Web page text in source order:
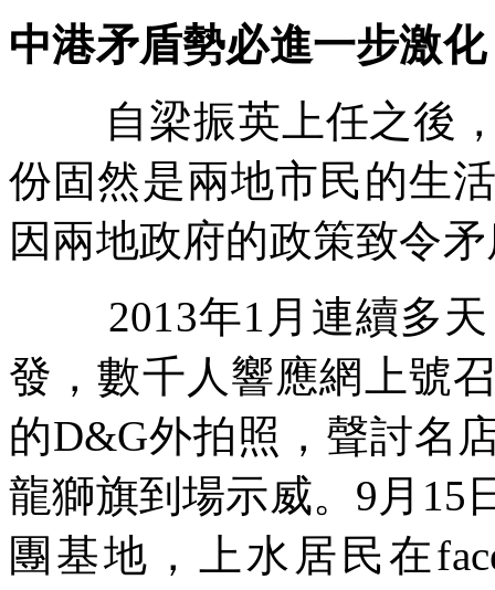
中港矛盾勢必進一步激化
自梁振英上任之後
份固然是兩地市民的生
因兩地政府的政策致令
2013年1 月連續多
發，數千人響應網上號
的D&G外拍照，聲討名
龍獅旗到場示威。 9 月 15
團基地，上水居民在